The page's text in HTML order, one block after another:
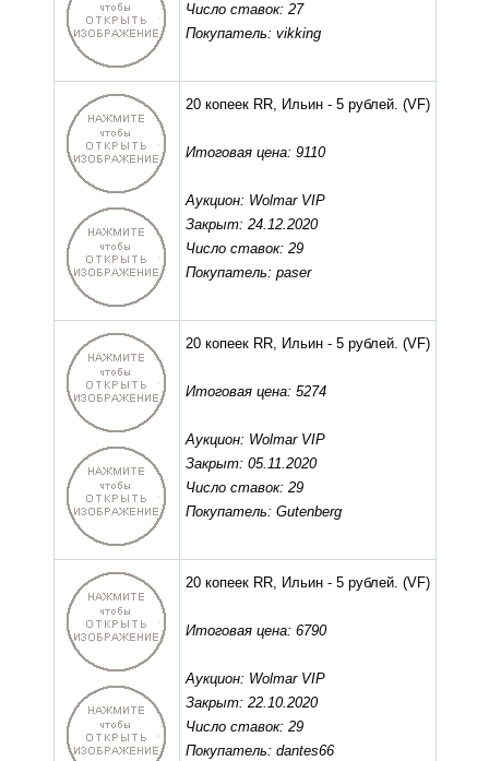
Число ставок: 27
Покупатель: vikking
20 копеек RR, Ильин - 5 рублей. (VF)
Итоговая цена: 9110
Аукцион: Wolmar VIP
Закрыт: 24.12.2020
Число ставок: 29
Покупатель: paser
20 копеек RR, Ильин - 5 рублей. (VF)
Итоговая цена: 5274
Аукцион: Wolmar VIP
Закрыт: 05.11.2020
Число ставок: 29
Покупатель: Gutenberg
20 копеек RR, Ильин - 5 рублей. (VF)
Итоговая цена: 6790
Аукцион: Wolmar VIP
Закрыт: 22.10.2020
Число ставок: 29
Покупатель: dantes66